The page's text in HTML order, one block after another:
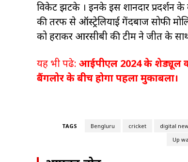
विकेट झटके । इनके इस शानदार प्रदर्शन
की तरफ से ऑस्ट्रेलियाई गेंदबाज सोफी
को हराकर आरसीबी की टीम ने जीत के
यह भी पढे: आईपीएल 2024 के शेड्यूल
बैंगलोर के बीच होगा पहला मुकाबला।
TAGS Bengluru cricket digital
Up